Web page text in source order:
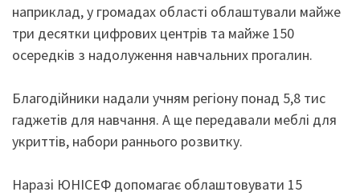
наприклад, у громадах області облаштували майже
три десятки цифрових центрів та майже 150
осередків з надолуження навчальних прогалин.
Благодійники надали учням регіону понад 5,8 тис
гаджетів для навчання. А ще передавали меблі для
укриттів, набори раннього розвитку.
Наразі ЮНІСЕФ допомагає облаштовувати 15